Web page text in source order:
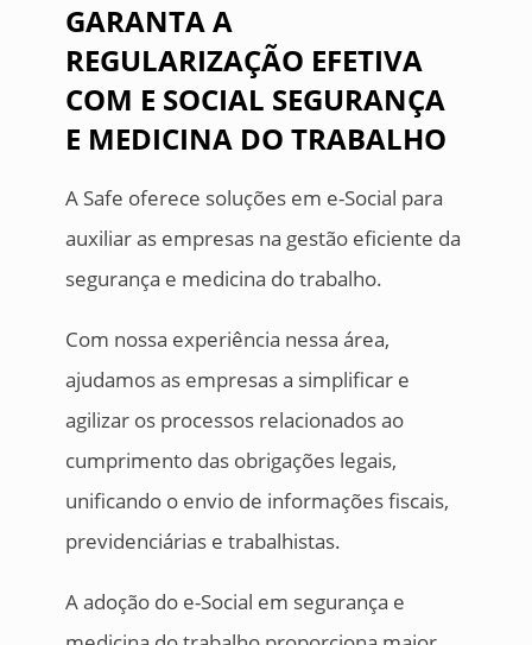
GARANTA A
REGULARIZAÇÃO EFETIVA
COM E SOCIAL SEGURANÇA
E MEDICINA DO TRABALHO
A Safe oferece soluções em e-Social para
auxiliar as empresas na gestão eficiente da
segurança e medicina do trabalho.
Com nossa experiência nessa área,
ajudamos as empresas a simplificar e
agilizar os processos relacionados ao
cumprimento das obrigações legais,
unificando o envio de informações fiscais,
previdenciárias e trabalhistas.
A adoção do e-Social em segurança e